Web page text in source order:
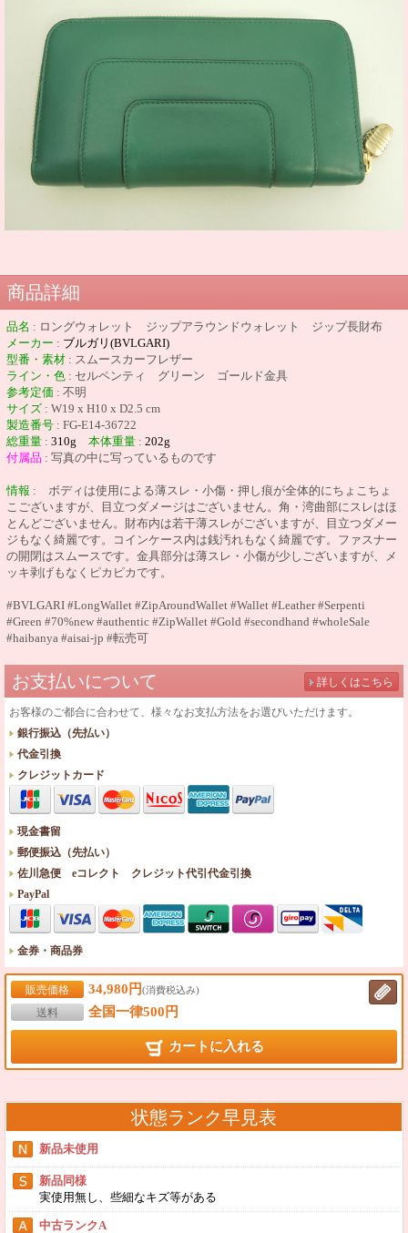
商品詳細
品名 : ロングウォレット ジップアラウンドウォレット ジップ長財布
メーカー : ブルガリ (BVLGARI)
型番・素材 : スムースカーフレザー
ライン・色 : セルペンティ グリーン ゴールド金具
参考定価 : 不明
サイズ : W19 x H10 x D2.5 cm
製造番号 : FG-E14-36722
総重量 : 310g 本体重量 : 202g
付属品 : 写真の中に写っているものです
情報 : ボディは使用による薄スレ・小傷・押し痕が全体的にちょこちょ
こございますが、目立つダメージはございません。角・湾曲部にスレはほ
とんどございません。財布内は若干薄スレがございますが、目立つダメー
ジもなく綺麗です。コインケース内は銭汚れもなく綺麗です。ファスナー
の開閉はスムースです。金具部分は薄スレ・小傷が少しございますが、メ
ッキ剥げもなくピカピカです。
#BVLGARI #LongWallet #ZipAroundWallet #Wallet #Leather #Serpenti
#Green #70%new #authentic #ZipWallet #Gold #secondhand #wholeSale
#haibanya #aisai-jp #転売可
お支払いについて 詳しくはこちら
お客様のご都合に合わせて、様々なお支払方法をお選びいただけます。
銀行振込（先払い）
代金引換
クレジットカード
現金書留
郵便振込（先払い）
佐川急便 eコレクト クレジット代引代金引換
PayPal
金券・商品券
販売価格 34,980円(消費税込み)
送料 全国一律500円
カートに入れる
状態ランク早見表
新品未使用
新品同様
実使用無し、些細なキズ等がある
中古ランクA